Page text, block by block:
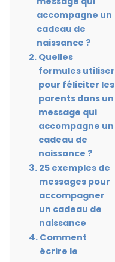
accompagne un
cadeau de
naissance ?
Quelles
formules utiliser
pour féliciter les
parents dans un
message qui
accompagne un
cadeau de
naissance ?
25 exemples de
messages pour
accompagner
un cadeau de
naissance
Comment
écrire le